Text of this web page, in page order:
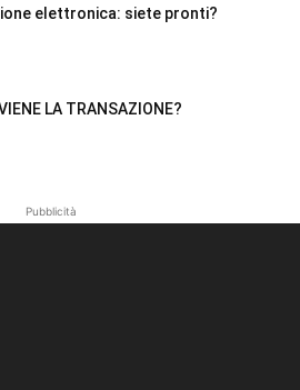
elettronica: siete pronti?
LA TRANSAZIONE?
Pubblicità